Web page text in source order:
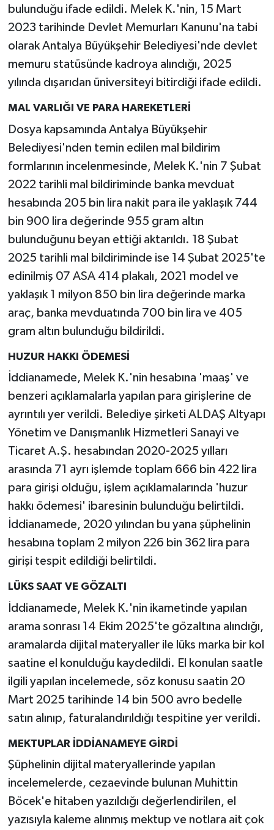
bulunduğu ifade edildi. Melek K.'nin, 15 Mart
2023 tarihinde Devlet Memurları Kanunu'na tabi
olarak Antalya Büyükşehir Belediyesi'nde devlet
memuru statüsünde kadroya alındığı, 2025
yılında dışarıdan üniversiteyi bitirdiği ifade edildi.
MAL VARLIĞI VE PARA HAREKETLERİ
Dosya kapsamında Antalya Büyükşehir
Belediyesi'nden temin edilen mal bildirim
formlarının incelenmesinde, Melek K.'nin 7 Şubat
2022 tarihli mal bildiriminde banka mevduat
hesabında 205 bin lira nakit para ile yaklaşık 744
bin 900 lira değerinde 955 gram altın
bulunduğunu beyan ettiği aktarıldı. 18 Şubat
2025 tarihli mal bildiriminde ise 14 Şubat 2025'te
edinilmiş 07 ASA 414 plakalı, 2021 model ve
yaklaşık 1 milyon 850 bin lira değerinde marka
araç, banka mevduatında 700 bin lira ve 405
gram altın bulunduğu bildirildi.
HUZUR HAKKI ÖDEMESİ
İddianamede, Melek K.'nin hesabına 'maaş' ve
benzeri açıklamalarla yapılan para girişlerine de
ayrıntılı yer verildi. Belediye şirketi ALDAŞ Altyapı
Yönetim ve Danışmanlık Hizmetleri Sanayi ve
Ticaret A.Ş. hesabından 2020-2025 yılları
arasında 71 ayrı işlemde toplam 666 bin 422 lira
para girişi olduğu, işlem açıklamalarında 'huzur
hakkı ödemesi' ibaresinin bulunduğu belirtildi.
İddianamede, 2020 yılından bu yana şüphelinin
hesabına toplam 2 milyon 226 bin 362 lira para
girişi tespit edildiği belirtildi.
LÜKS SAAT VE GÖZALTI
İddianamede, Melek K.'nin ikametinde yapılan
arama sonrası 14 Ekim 2025'te gözaltına alındığı,
aramalarda dijital materyaller ile lüks marka bir kol
saatine el konulduğu kaydedildi. El konulan saatle
ilgili yapılan incelemede, söz konusu saatin 20
Mart 2025 tarihinde 14 bin 500 avro bedelle
satın alınıp, faturalandırıldığı tespitine yer verildi.
MEKTUPLAR İDDİANAMEYE GİRDİ
Şüphelinin dijital materyallerinde yapılan
incelemelerde, cezaevinde bulunan Muhittin
Böcek'e hitaben yazıldığı değerlendirilen, el
yazısıyla kaleme alınmış mektup ve notlara ait çok